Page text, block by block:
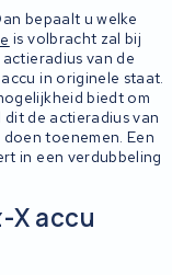
bepaalt u welke
is volbracht zal bij
van de
in originele staat.
biedt om
de actieradius van
toenemen. Een
in een verdubbeling
X accu